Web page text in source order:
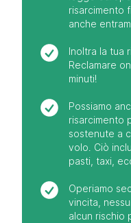
risarcimento
anche
Inoltra la tua
Reclamare
minuti!
Possiamo
risarcimento
sostenute a
volo. Ciò
pasti, taxi,
Operiamo
vincita,
alcun rischio